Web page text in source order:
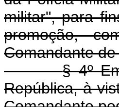
militar", para
promoção,
Comandante
§ 4º
República, à